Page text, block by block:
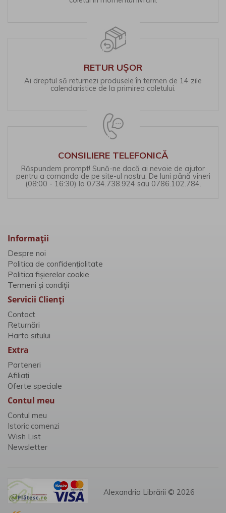
RETUR UȘOR
Ai dreptul să returnezi produsele în termen de 14 zile
calendaristice de la primirea coletului.
CONSILIERE TELEFONICĂ
Răspundem prompt! Sună-ne dacă ai nevoie de ajutor
pentru a comanda de pe site-ul nostru. De luni până vineri
(08:00 - 16:30) la 0734.738.924 sau 0786.102.784.
Informaţii
Despre noi
Politica de confidențialitate
Politica fișierelor cookie
Termeni și condiții
Servicii Clienţi
Contact
Returnări
Harta sitului
Extra
Parteneri
Afiliaţi
Oferte speciale
Contul meu
Contul meu
Istoric comenzi
Wish List
Newsletter
Alexandria Librării © 2026